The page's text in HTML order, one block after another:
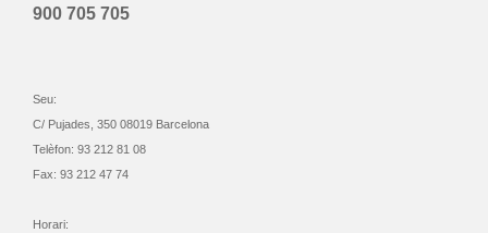
900 705 705
Seu:
C/ Pujades, 350 08019 Barcelona
Telèfon: 93 212 81 08
Fax: 93 212 47 74
Horari: